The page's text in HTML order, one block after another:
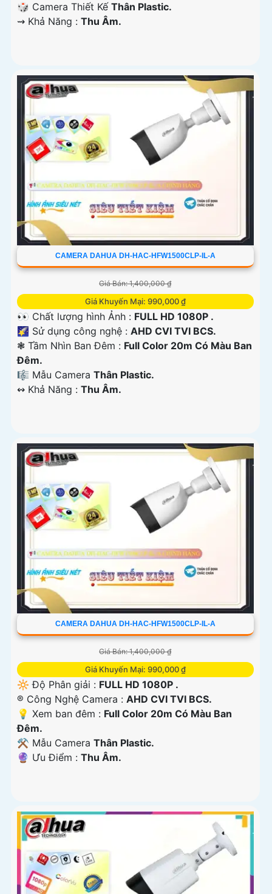
🎲 Camera Thiết Kế Thân Plastic.
️⇝ Khả Năng : Thu Âm.
CAMERA DAHUA DH-HAC-HFW1500CLP-IL-A
Giá Bán: 1,400,000 ₫
Giá Khuyến Mại: 990,000 ₫
👀 Chất lượng hình Ảnh : FULL HD 1080P .
🌠 Sử dụng công nghệ : AHD CVI TVI BCS.
❃ Tầm Nhìn Ban Đêm : Full Color 20m Có Màu Ban
Đêm.
🎼️ Mẫu Camera Thân Plastic.
️↭ Khả Năng : Thu Âm.
CAMERA DAHUA DH-HAC-HFW1500CLP-IL-A
Giá Bán: 1,400,000 ₫
Giá Khuyến Mại: 990,000 ₫
🔆 Độ Phân giải : FULL HD 1080P .
®️ Công Nghệ Camera : AHD CVI TVI BCS.
💡 Xem ban đêm : Full Color 20m Có Màu Ban
Đêm.
⚒ Mẫu Camera Thân Plastic.
️🔮 Ưu Điểm : Thu Âm.